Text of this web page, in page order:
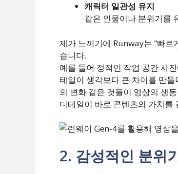
캐릭터 일관성 유지
같은 인물이나 분위기를
제가 느끼기에 Runway는 “빠르
습니다.
예를 들어 정적인 작업 공간 사
테일이 생각보다 큰 차이를 만
의 변화 같은 것들이 영상의 생
디테일이 바로 콘텐츠의 가치를
2. 감성적인 분위